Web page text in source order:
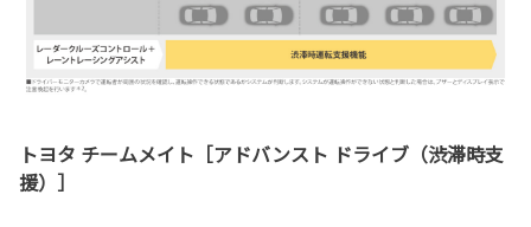
トヨタ チームメイト［アドバンスト ドライブ（渋滞時支
援）］